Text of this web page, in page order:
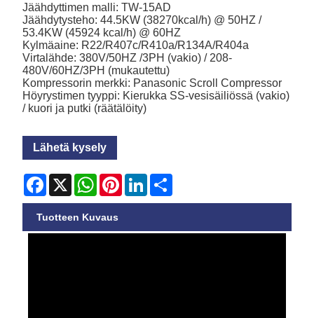
Jäähdyttimen malli: TW-15AD
Jäähdytysteho: 44.5KW (38270kcal/h) @ 50HZ /
53.4KW (45924 kcal/h) @ 60HZ
Kylmäaine: R22/R407c/R410a/R134A/R404a
Virtalähde: 380V/50HZ /3PH (vakio) / 208-
480V/60HZ/3PH (mukautettu)
Kompressorin merkki: Panasonic Scroll Compressor
Höyrystimen tyyppi: Kierukka SS-vesisäiliössä (vakio)
/ kuori ja putki (räätälöity)
Lähetä kysely
Facebook
X WhatsApp
PinterestLinkedIn
Tuotteen Kuvaus